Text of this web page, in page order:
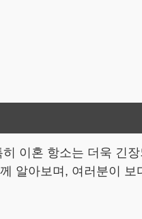
이혼 항소는 더욱 긴
알아보며, 여러분이